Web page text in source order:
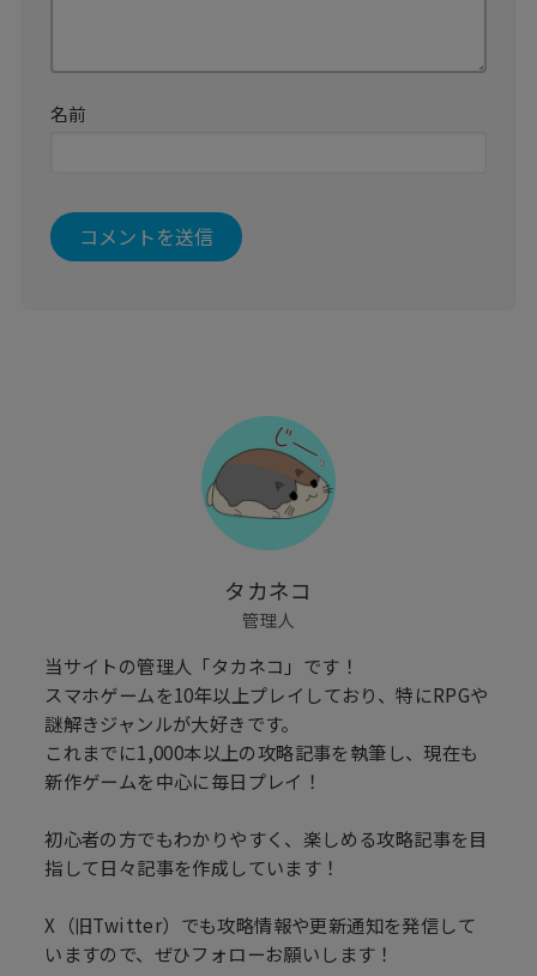
名前
タカネコ
管理人
当サイトの管理人「タカネコ」です！
スマホゲームを10年以上プレイしており、特にRPGや
謎解きジャンルが大好きです。
これまでに1,000本以上の攻略記事を執筆し、現在も
新作ゲームを中心に毎日プレイ！
初心者の方でもわかりやすく、楽しめる攻略記事を目
指して日々記事を作成しています！
X（旧Twitter）でも攻略情報や更新通知を発信して
いますので、ぜひフォローお願いします！